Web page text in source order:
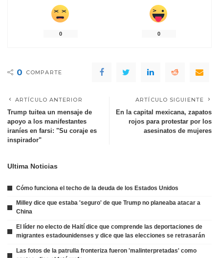
0 0
0 COMPARTE
ARTÍCULO ANTERIOR
Trump tuitea un mensaje de
apoyo a los manifestantes
iraníes en farsi: "Su coraje es
inspirador"
ARTÍCULO SIGUIENTE
En la capital mexicana, zapatos
rojos para protestar por los
asesinatos de mujeres
Ultima Noticias
Cómo funciona el techo de la deuda de los Estados Unidos
Milley dice que estaba 'seguro' de que Trump no planeaba atacar a
China
El líder no electo de Haití dice que comprende las deportaciones de
migrantes estadounidenses y dice que las elecciones se retrasarán
Las fotos de la patrulla fronteriza fueron 'malinterpretadas' como